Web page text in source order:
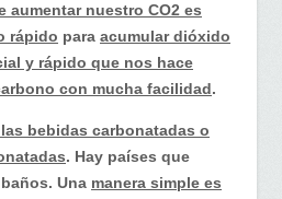
aumentar nuestro CO2 es
rápido para acumular dióxido
y rápido que nos hace
con mucha facilidad.
bebidas carbonatadas o
. Hay países que
Una manera simple es